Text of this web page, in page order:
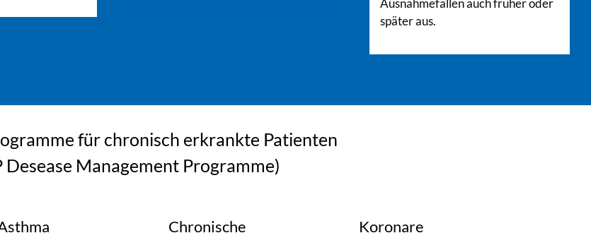
Ausnahmefällen auch früher oder
später aus.
für chronisch erkrankte Patienten
Desease Management Programme)
Chronische
Koronare